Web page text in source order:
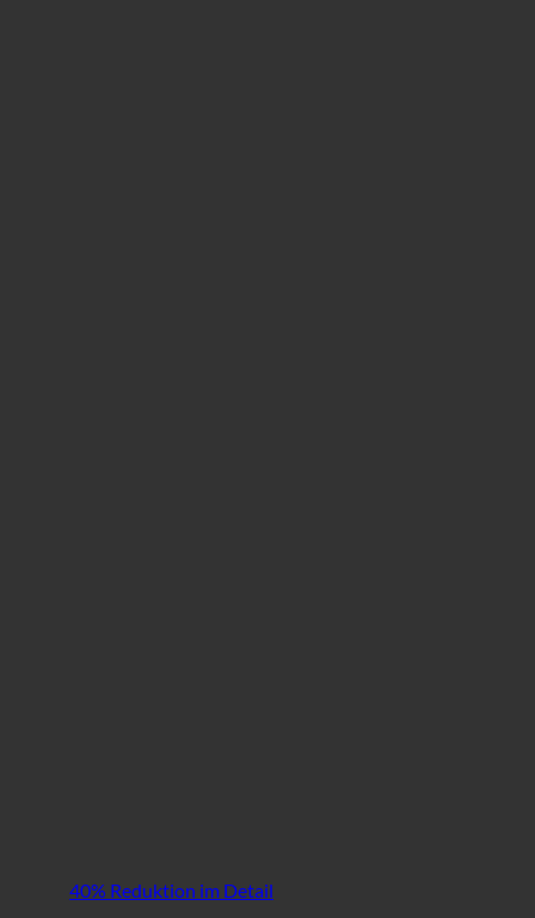
40% Reduktion im Detail